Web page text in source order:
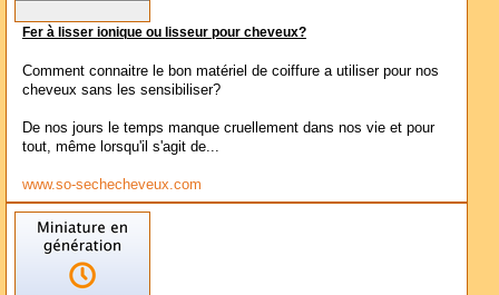
Fer à lisser ionique ou lisseur pour cheveux?
Comment connaitre le bon matériel de coiffure a utiliser pour nos
cheveux sans les sensibiliser?
De nos jours le temps manque cruellement dans nos vie et pour
tout, même lorsqu'il s'agit de...
www.so-sechecheveux.com